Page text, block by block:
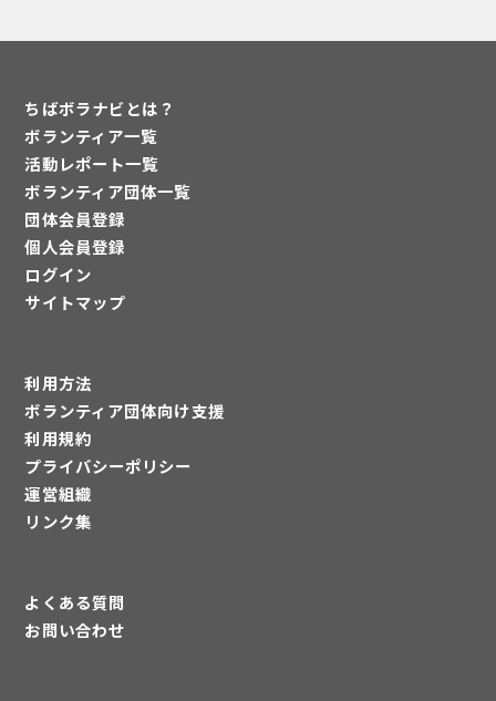
ちばボラナビとは？
ボランティア一覧
活動レポート一覧
ボランティア団体一覧
団体会員登録
個人会員登録
ログイン
サイトマップ
利用方法
ボランティア団体向け支援
利用規約
プライバシーポリシー
運営組織
リンク集
よくある質問
お問い合わせ